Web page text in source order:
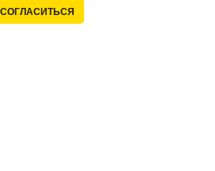
СОГЛАСИТЬСЯ